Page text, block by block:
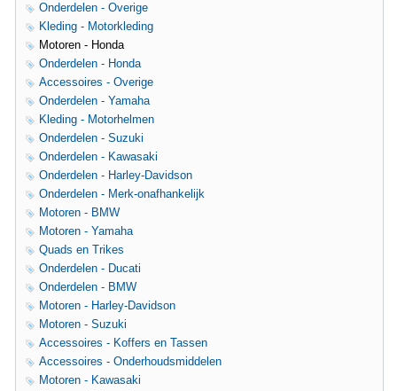
Onderdelen - Overige
Kleding - Motorkleding
Motoren - Honda
Onderdelen - Honda
Accessoires - Overige
Onderdelen - Yamaha
Kleding - Motorhelmen
Onderdelen - Suzuki
Onderdelen - Kawasaki
Onderdelen - Harley-Davidson
Onderdelen - Merk-onafhankelijk
Motoren - BMW
Motoren - Yamaha
Quads en Trikes
Onderdelen - Ducati
Onderdelen - BMW
Motoren - Harley-Davidson
Motoren - Suzuki
Accessoires - Koffers en Tassen
Accessoires - Onderhoudsmiddelen
Motoren - Kawasaki